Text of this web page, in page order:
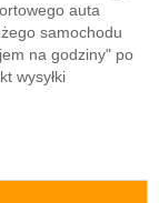
auta
samochodu
na godziny" po
wysyłki